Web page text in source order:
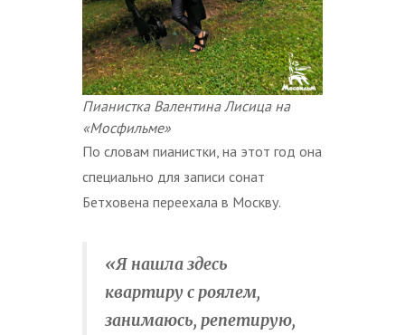
Пианистка Валентина Лисица на
«Мосфильме»
По словам пианистки, на этот год она
специально для записи сонат
Бетховена переехала в Москву.
«Я нашла здесь
квартиру с роялем,
занимаюсь, репетирую,